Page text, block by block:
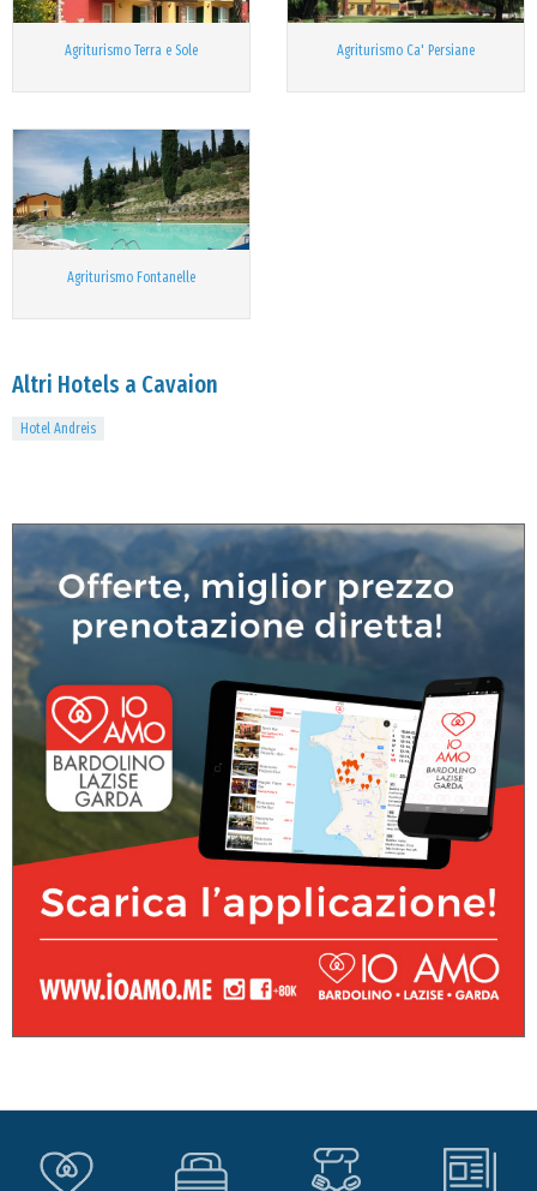
Agriturismo Terra e Sole Agriturismo Ca' Persiane
Agriturismo Fontanelle
Altri Hotels a Cavaion
Hotel Andreis